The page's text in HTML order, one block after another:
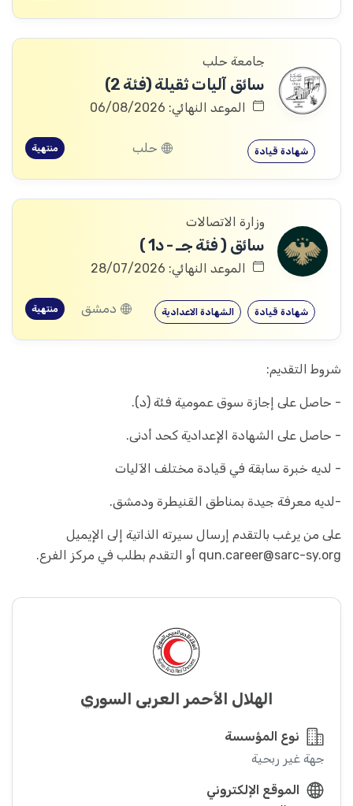
جامعة حلب
سائق آليات ثقيلة (فئة 2)
الموعد النهائي: 06/08/2026
شهادة قيادة حلب منتهية
وزارة الاتصالات
سائق ( فئة جـ - د1 )
الموعد النهائي: 28/07/2026
الشهادة الاعدادية شهادة قيادة دمشق منتهية
شروط التقديم:
- حاصل على إجازة سوق عمومية فئة (د).
- حاصل على الشهادة الإعدادية كحد أدنى.
- لديه خبرة سابقة في قيادة مختلف الآليات
-لديه معرفة جيدة بمناطق القنيطرة ودمشق.
على من يرغب بالتقدم إرسال سيرته الذاتية إلى الإيميل
qun.career@sarc-sy.org أو التقدم بطلب في مركز الفرع.
الهلال الأحمر العربي السوري
نوع المؤسسة
جهة غير ربحية
الموقع الإلكتروني